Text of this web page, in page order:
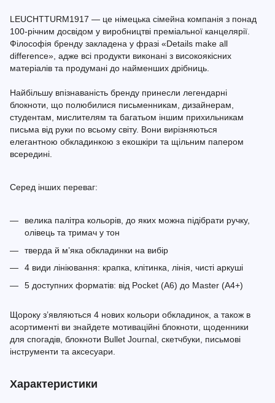
LEUCHTTURM1917 — це німецька сімейна компанія з понад
100-річним досвідом у виробництві преміальної канцелярії.
Філософія бренду закладена у фразі «Details make all
difference», адже всі продукти виконані з високоякісних
матеріалів та продумані до найменших дрібниць.
Найбільшу впізнаваність бренду принесли легендарні
блокноти, що полюбилися письменникам, дизайнерам,
студентам, мислителям та багатьом іншим прихильникам
письма від руки по всьому світу. Вони вирізняються
елегантною обкладинкою з екошкіри та щільним папером
всередині.
Серед інших переваг:
велика палітра кольорів, до яких можна підібрати ручку,
олівець та тримач у тон
тверда й м’яка обкладинки на вибір
4 види лініювання: крапка, клітинка, лінія, чисті аркуші
5 доступних форматів: від Pocket (A6) до Master (A4+)
Щороку з’являються 4 нових кольори обкладинок, а також в
асортименті ви знайдете мотиваційні блокноти, щоденники
для спогадів, блокноти Bullet Journal, скетчбуки, письмові
інструменти та аксесуари.
Характеристики